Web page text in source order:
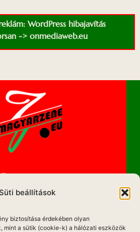
beállítások
biztosítása érdekében olyan
mint a sütik (cookie-k) a hálózati eszközök
WordPress hibajavítás
-> onmediaweb.eu